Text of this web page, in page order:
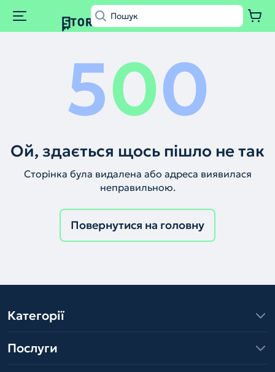
500
Ой, здається щось пішло не так
Сторінка була видалена або адреса виявилася
неправильною.
Повернутися на головну
Категорії
Послуги